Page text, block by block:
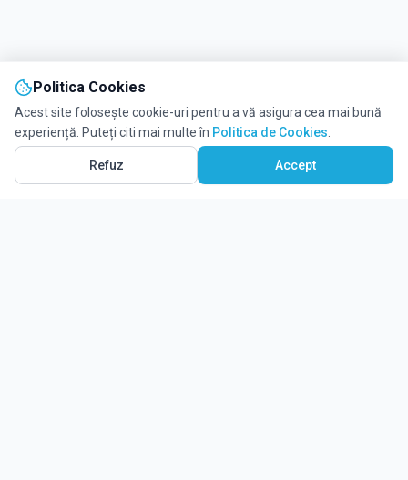
Politica Cookies
Acest site folosește cookie-uri pentru a vă asigura cea mai bună
experiență. Puteți citi mai multe în Politica de Cookies
Refuz Accept